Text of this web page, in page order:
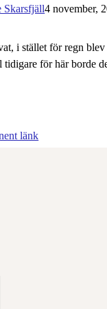
Skarsfjäll4 november,
i stället för regn
för här borde
länk